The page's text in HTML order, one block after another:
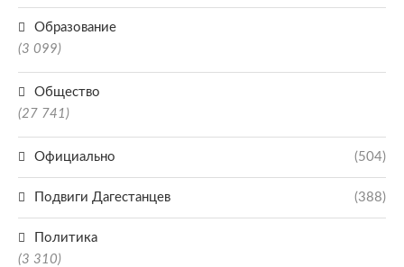
Образование
(3 099)
Общество
(27 741)
Официально (504)
Подвиги Дагестанцев (388)
Политика
(3 310)